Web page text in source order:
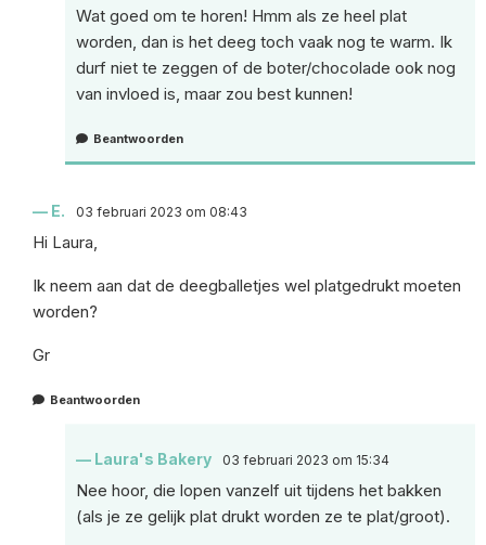
Wat goed om te horen! Hmm als ze heel plat
worden, dan is het deeg toch vaak nog te warm. Ik
durf niet te zeggen of de boter/chocolade ook nog
van invloed is, maar zou best kunnen!
Beantwoorden
E. 03 februari 2023 om 08:43
Hi Laura,
Ik neem aan dat de deegballetjes wel platgedrukt moeten
worden?
Gr
Beantwoorden
Laura's Bakery 03 februari 2023 om 15:34
Nee hoor, die lopen vanzelf uit tijdens het bakken
(als je ze gelijk plat drukt worden ze te plat/groot).